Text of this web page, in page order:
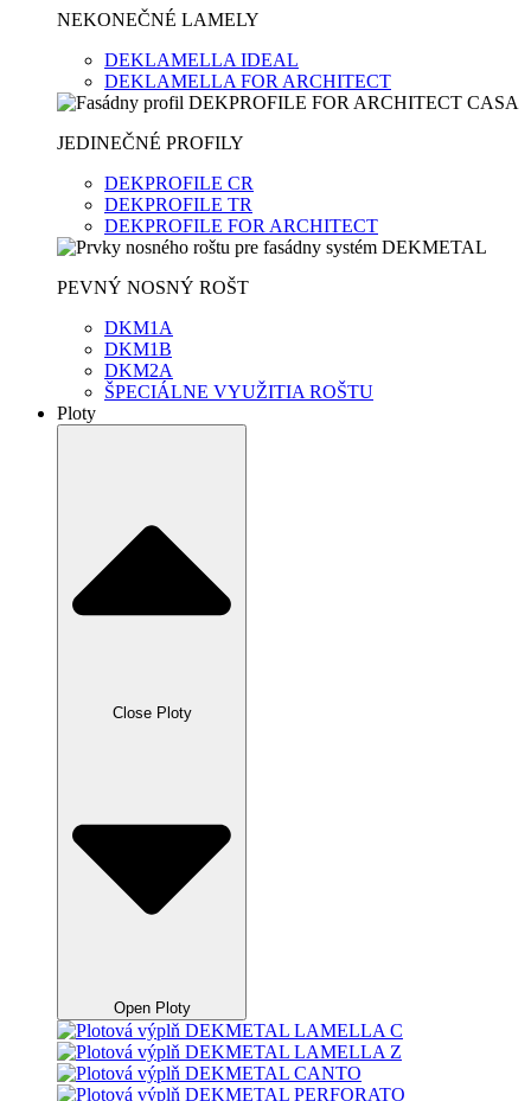
NEKONEČNÉ LAMELY
DEKLAMELLA IDEAL
DEKLAMELLA FOR ARCHITECT
JEDINEČNÉ PROFILY
DEKPROFILE CR
DEKPROFILE TR
DEKPROFILE FOR ARCHITECT
PEVNÝ NOSNÝ ROŠT
DKM1A
DKM1B
DKM2A
ŠPECIÁLNE VYUŽITIA ROŠTU
Ploty
Close Ploty
Open Ploty